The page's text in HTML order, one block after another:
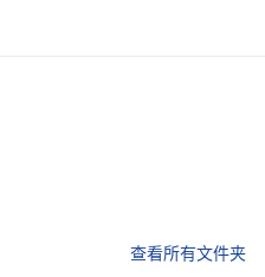
查看所有文件夹